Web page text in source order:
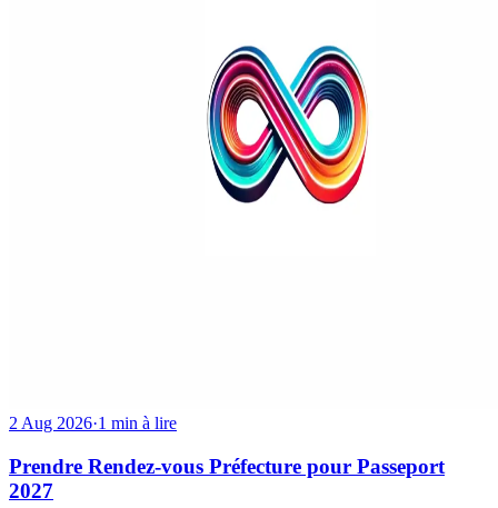
2 Aug 2026·1 min à lire
Prendre Rendez-vous Préfecture pour Passeport
2027